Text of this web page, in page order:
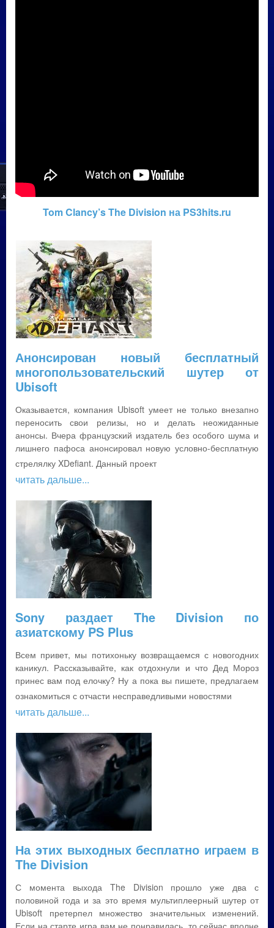
Tom Clancy’s The Division на PS3hits.ru
Анонсирован новый бесплатный
многопользовательский шутер от
Ubisoft
Оказывается, компания Ubisoft умеет не только внезапно
переносить свои релизы, но и делать неожиданные
анонсы. Вчера французский издатель без особого шума и
лишнего пафоса анонсировал новую условно-бесплатную
стрелялку XDefiant. Данный проект
читать дальше...
Sony раздает The Division по
азиатскому PS Plus
Всем привет, мы потихоньку возвращаемся с новогодних
каникул. Рассказывайте, как отдохнули и что Дед Мороз
принес вам под елочку? Ну а пока вы пишете, предлагаем
ознакомиться с отчасти несправедливыми новостями
читать дальше...
На этих выходных бесплатно играем в
The Division
С момента выхода The Division прошло уже два с
половиной года и за это время мультиплеерный шутер от
Ubisoft претерпел множество значительных изменений.
Если на старте игра вам не понравилась, то сейчас вполне